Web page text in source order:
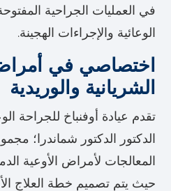
في العمليات الجراحية
الوعائية والإجراءات الهجينة.
اختصاصي في أمراض
الشريانية والوريدية
تقدم عيادة أوفنباخ للجراحة
الدكتور الدكتور شماندرا؛
المعالجات لأمراض الأوعية
حيث يتم تصميم خطة العلاج